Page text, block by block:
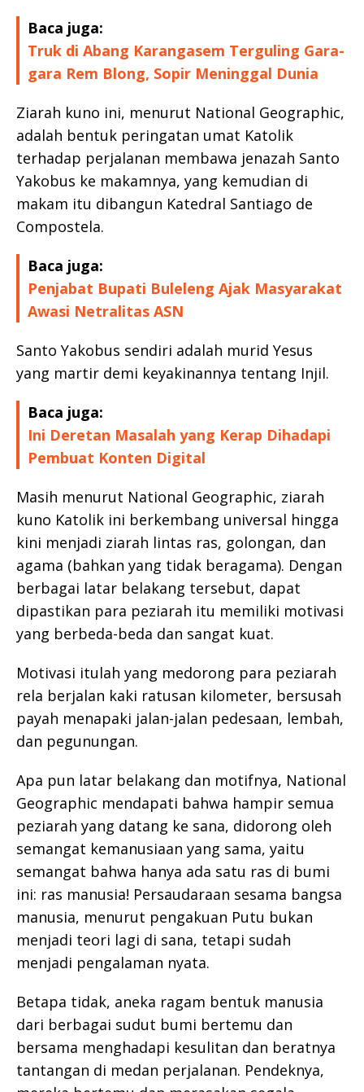
Baca juga:
Truk di Abang Karangasem Terguling Gara-
gara Rem Blong, Sopir Meninggal Dunia
Ziarah kuno ini, menurut National Geographic,
adalah bentuk peringatan umat Katolik
terhadap perjalanan membawa jenazah Santo
Yakobus ke makamnya, yang kemudian di
makam itu dibangun Katedral Santiago de
Compostela.
Baca juga:
Penjabat Bupati Buleleng Ajak Masyarakat
Awasi Netralitas ASN
Santo Yakobus sendiri adalah murid Yesus
yang martir demi keyakinannya tentang Injil.
Baca juga:
Ini Deretan Masalah yang Kerap Dihadapi
Pembuat Konten Digital
Masih menurut National Geographic, ziarah
kuno Katolik ini berkembang universal hingga
kini menjadi ziarah lintas ras, golongan, dan
agama (bahkan yang tidak beragama). Dengan
berbagai latar belakang tersebut, dapat
dipastikan para peziarah itu memiliki motivasi
yang berbeda-beda dan sangat kuat.
Motivasi itulah yang medorong para peziarah
rela berjalan kaki ratusan kilometer, bersusah
payah menapaki jalan-jalan pedesaan, lembah,
dan pegunungan.
Apa pun latar belakang dan motifnya, National
Geographic mendapati bahwa hampir semua
peziarah yang datang ke sana, didorong oleh
semangat kemanusiaan yang sama, yaitu
semangat bahwa hanya ada satu ras di bumi
ini: ras manusia! Persaudaraan sesama bangsa
manusia, menurut pengakuan Putu bukan
menjadi teori lagi di sana, tetapi sudah
menjadi pengalaman nyata.
Betapa tidak, aneka ragam bentuk manusia
dari berbagai sudut bumi bertemu dan
bersama menghadapi kesulitan dan beratnya
tantangan di medan perjalanan. Pendeknya,